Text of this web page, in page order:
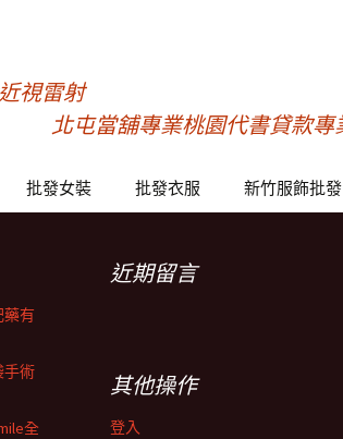
視雷射
北屯當舖專業桃園代書貸款
批發女裝 批發衣服 新竹服飾批發
藥有
手術
全
近期留言
其他操作
登入